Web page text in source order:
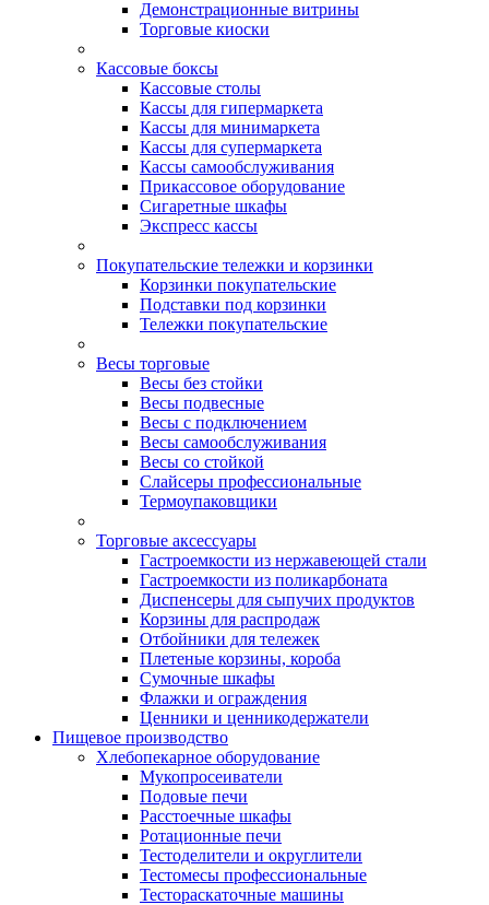
Демонстрационные витрины
Торговые киоски
Кассовые боксы
Кассовые столы
Кассы для гипермаркета
Кассы для минимаркета
Кассы для супермаркета
Кассы самообслуживания
Прикассовое оборудование
Сигаретные шкафы
Экспресс кассы
Покупательские тележки и корзинки
Корзинки покупательские
Подставки под корзинки
Тележки покупательские
Весы торговые
Весы без стойки
Весы подвесные
Весы с подключением
Весы самообслуживания
Весы со стойкой
Слайсеры профессиональные
Термоупаковщики
Торговые аксессуары
Гастроемкости из нержавеющей стали
Гастроемкости из поликарбоната
Диспенсеры для сыпучих продуктов
Корзины для распродаж
Отбойники для тележек
Плетеные корзины, короба
Сумочные шкафы
Флажки и ограждения
Ценники и ценникодержатели
Пищевое производство
Хлебопекарное оборудование
Мукопросеиватели
Подовые печи
Расстоечные шкафы
Ротационные печи
Тестоделители и округлители
Тестомесы профессиональные
Тестораскаточные машины